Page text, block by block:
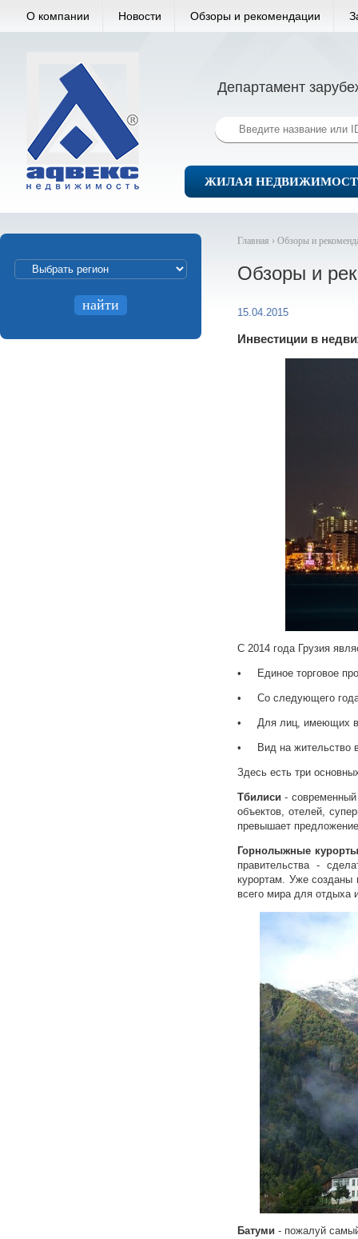
О компании Новости Обзоры и рекомендации
Департамент
ЖИЛАЯ
Главная › Обзоры и
Обзоры и
15.04.2015
Инвестиции в
С 2014 года Грузия
• Единое торговое
• Со следующего года
• Для лиц, имеющих вид
• Вид на жительство в
Здесь есть три
Тбилиси -
объектов, отелей,
превышает
Горнолыжные
правительства -
курортам. Уже созданы
всего мира для отдыха
Батуми - пожалуй